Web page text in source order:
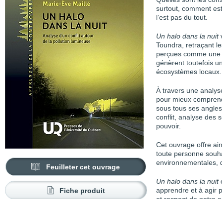
Feuilleter cet ouvrage
Fiche produit
surtout, comment
l’est pas du tout.
Un halo dans la nuit
Toundra, retraçant
perçues comme
génèrent toutefois
écosystèmes
À travers une
pour mieux
sous tous ses
conflit, analyse des
pouvoir.
Cet ouvrage offre
toute personne
environnementales,
Un halo dans la nuit
apprendre et à agir